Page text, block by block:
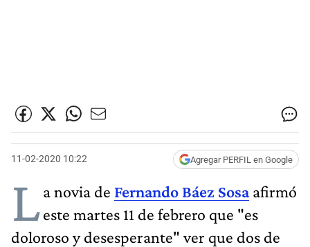
11-02-2020 10:22 Agregar PERFIL en Google
La novia de Fernando Báez Sosaafirmó
este martes 11 de febrero que "es
doloroso y desesperante" ver que dos de